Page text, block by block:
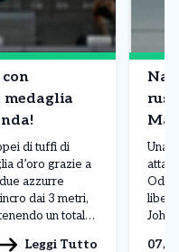
medaglia
di tuffi di
d’oro grazie a
azzurre
dai 3 metri,
un totale
Leggi Tutto
Una
07/